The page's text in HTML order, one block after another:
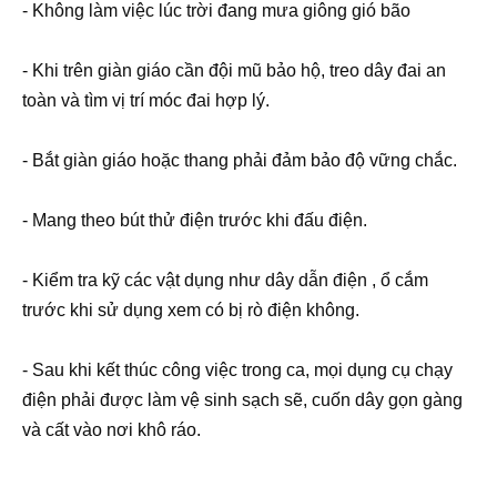
- Không làm việc lúc trời đang mưa giông gió bão
- Khi trên giàn giáo cần đội mũ bảo hộ, treo dây đai an
toàn và tìm vị trí móc đai hợp lý.
- Bắt giàn giáo hoặc thang phải đảm bảo độ vững chắc.
- Mang theo bút thử điện trước khi đấu điện.
- Kiểm tra kỹ các vật dụng như dây dẫn điện , ổ cắm
trước khi sử dụng xem có bị rò điện không.
- Sau khi kết thúc công việc trong ca, mọi dụng cụ chạy
điện phải được làm vệ sinh sạch sẽ, cuốn dây gọn gàng
và cất vào nơi khô ráo.